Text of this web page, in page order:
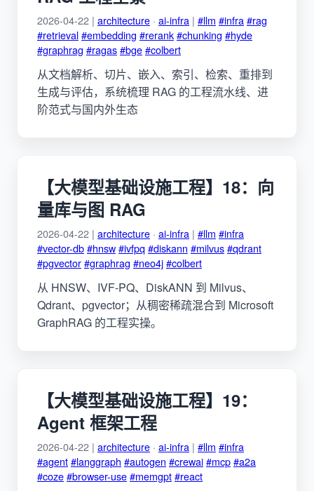
2026-04-22 | architecture · ai-infra | #llm #infra#rag
#retrieval#embedding #rerank#chunking #hyde
#graphrag #ragas#bge#colbert
从文档解析、切片、嵌入、索引、检索、重排到
生成与评估，系统梳理 RAG 的工程流水线、进
阶范式与国内外生态
【大模型基础设施工程】18：向
量库与图 RAG
2026-04-22 | architecture · ai-infra | #llm #infra
#vector-db#hnsw#ivfpq#diskann #milvus#qdrant
#pgvector#graphrag #neo4j#colbert
从 HNSW、IVF-PQ、DiskANN 到 Milvus、
Qdrant、pgvector；从稠密稀疏混合到 Microsoft
GraphRAG 的工程实操。
【大模型基础设施工程】19：
Agent 框架工程
2026-04-22 | architecture · ai-infra | #llm #infra
#agent#langgraph #autogen #crewai#mcp#a2a
#coze#browser-use#memgpt#react